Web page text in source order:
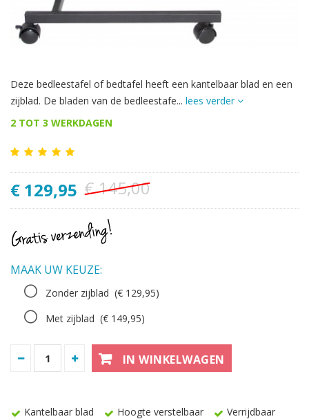
Deze bedleestafel of bedtafel heeft een kantelbaar blad en een
zijblad. De bladen van de bedleestafe... lees verder
2 TOT 3 WERKDAGEN
€ 129,95 € 145,00
MAAK UW KEUZE:
Zonder zijblad (€ 129,95)
Met zijblad (€ 149,95)
IN WINKELWAGEN
Kantelbaar blad Hoogte verstelbaar Verrijdbaar